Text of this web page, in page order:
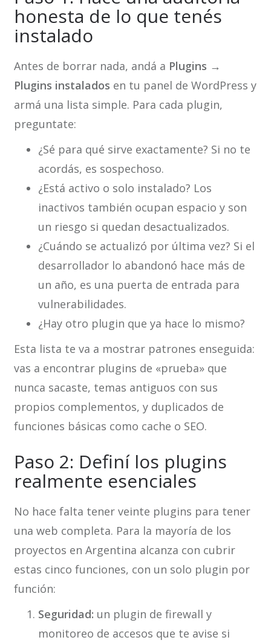
honesta de lo que tenés
instalado
Antes de borrar nada, andá a Plugins →
Plugins instalados en tu panel de WordPress y
armá una lista simple. Para cada plugin,
preguntate:
¿Sé para qué sirve exactamente? Si no te
acordás, es sospechoso.
¿Está activo o solo instalado? Los
inactivos también ocupan espacio y son
un riesgo si quedan desactualizados.
¿Cuándo se actualizó por última vez? Si el
desarrollador lo abandonó hace más de
un año, es una puerta de entrada para
vulnerabilidades.
¿Hay otro plugin que ya hace lo mismo?
Esta lista te va a mostrar patrones enseguida:
vas a encontrar plugins de «prueba» que
nunca sacaste, temas antiguos con sus
propios complementos, y duplicados de
funciones básicas como cache o SEO.
Paso 2: Definí los plugins
realmente esenciales
No hace falta tener veinte plugins para tener
una web completa. Para la mayoría de los
proyectos en Argentina alcanza con cubrir
estas cinco funciones, con un solo plugin por
función:
Seguridad: un plugin de firewall y
monitoreo de accesos que te avise si